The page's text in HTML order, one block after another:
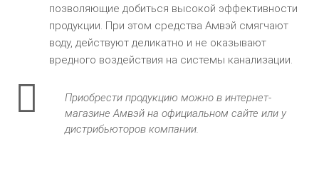
позволяющие добиться высокой эффективности
продукции. При этом средства Амвэй смягчают
воду, действуют деликатно и не оказывают
вредного воздействия на системы канализации.
Приобрести продукцию можно в интернет-
магазине Амвэй на официальном сайте или у
дистрибьюторов компании.